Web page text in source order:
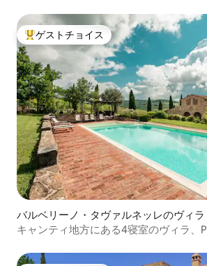
大好評のゲストチョイスです。
ゲストチョイス
バルベリーノ・タヴァルネッレのヴィラ
キャンティ地方にある4寝室のヴィラ、